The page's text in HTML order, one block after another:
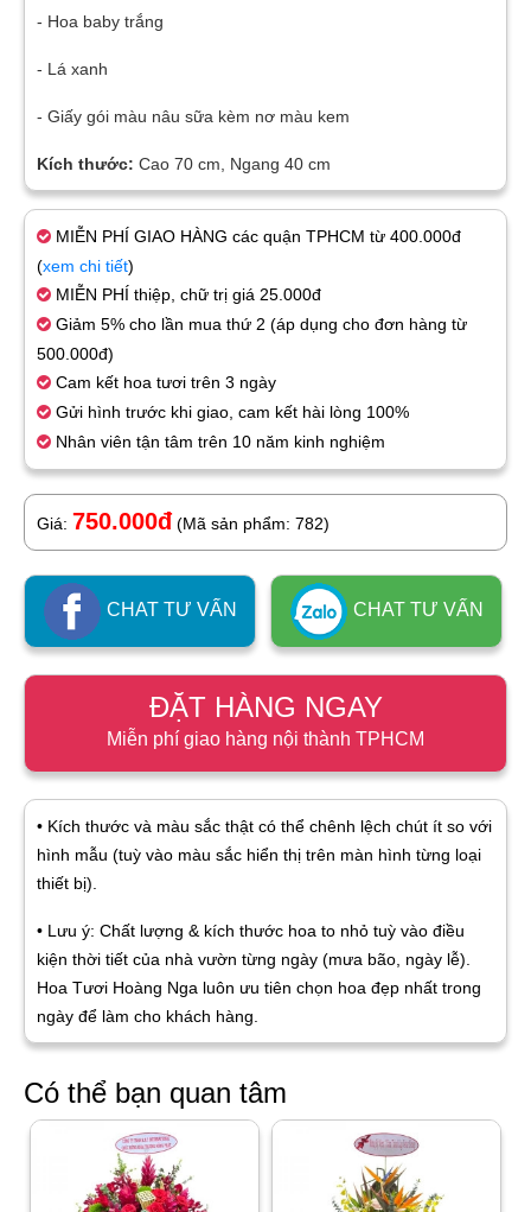
- Hoa baby trắng
- Lá xanh
- Giấy gói màu nâu sữa kèm nơ màu kem
Kích thước: Cao 70 cm, Ngang 40 cm
MIỄN PHÍ GIAO HÀNG các quận TPHCM từ 400.000đ
(xem chi tiết)
MIỄN PHÍ thiệp, chữ trị giá 25.000đ
Giảm 5% cho lần mua thứ 2 (áp dụng cho đơn hàng từ
500.000đ)
Cam kết hoa tươi trên 3 ngày
Gửi hình trước khi giao, cam kết hài lòng 100%
Nhân viên tận tâm trên 10 năm kinh nghiệm
Giá: 750.000đ (Mã sản phẩm: 782)
CHAT TƯ VẤN CHAT TƯ VẤN
ĐẶT HÀNG NGAY
Miễn phí giao hàng nội thành TPHCM
• Kích thước và màu sắc thật có thể chênh lệch chút ít so với
hình mẫu (tuỳ vào màu sắc hiển thị trên màn hình từng loại
thiết bị).
• Lưu ý: Chất lượng & kích thước hoa to nhỏ tuỳ vào điều
kiện thời tiết của nhà vườn từng ngày (mưa bão, ngày lễ).
Hoa Tươi Hoàng Nga luôn ưu tiên chọn hoa đẹp nhất trong
ngày để làm cho khách hàng.
Có thể bạn quan tâm